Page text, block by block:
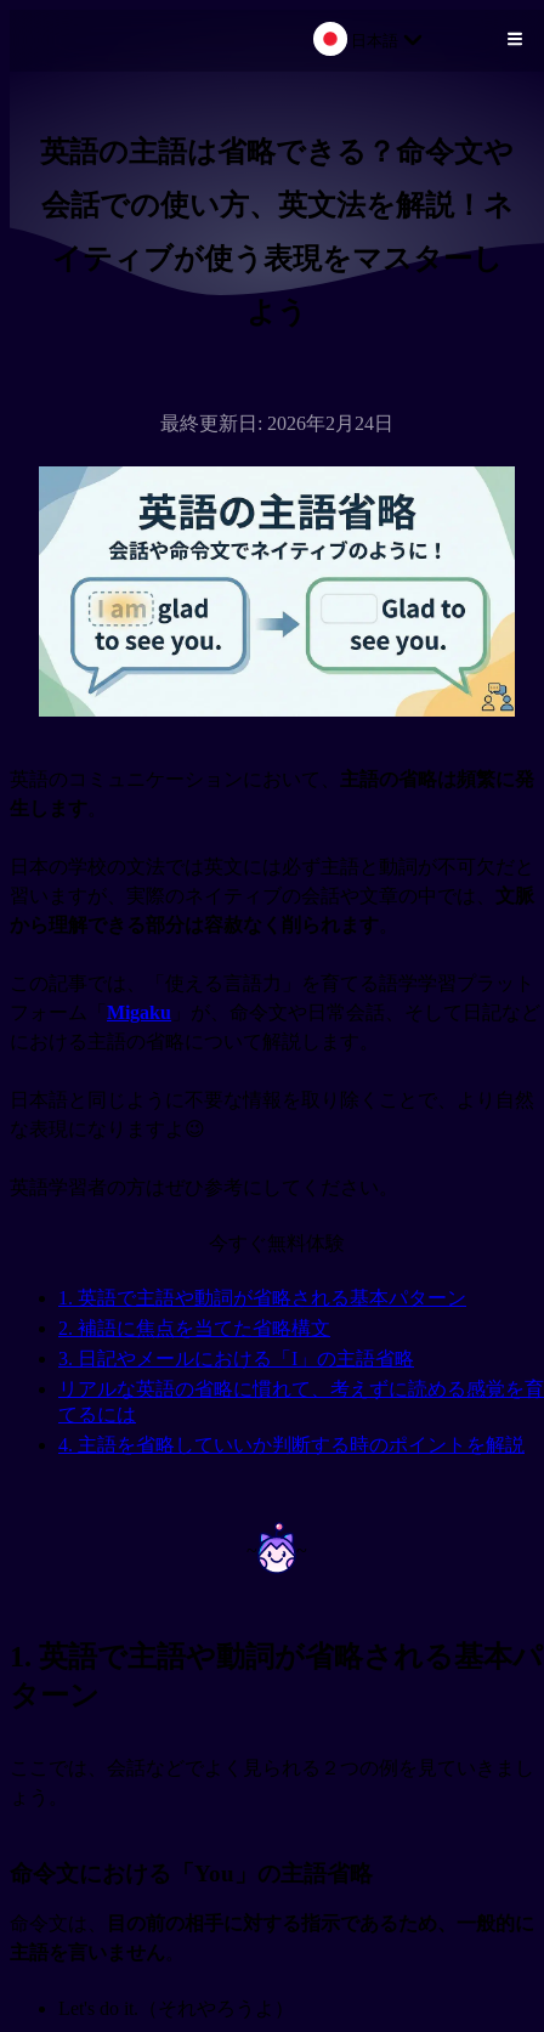
日本語
英語の主語は省略できる？命令文や
会話での使い方、英文法を解説！ネ
イティブが使う表現をマスターし
よう
最終更新日: 2026年2月24日
英語のコミュニケーションにおいて、 主語の省略は頻繁に発
生します。
日本の学校の文法では英文には必ず主語と動詞が不可欠だと
習いますが、実際のネイティブの会話や文章の中では、 文脈
から理解できる部分は容赦なく削られます。
この記事では、「使える言語力」を育てる語学学習プラット
フォーム「 Migaku 」が、命令文や日常会話、そして日記など
における主語の省略について解説します。
日本語と同じように不要な情報を取り除くことで、より自然
な表現になりますよ😉
英語学習者の方はぜひ参考にしてください。
今すぐ無料体験
1. 英語で主語や動詞が省略される基本パターン
2. 補語に焦点を当てた省略構文
3. 日記やメールにおける「I」の主語省略
リアルな英語の省略に慣れて、考えずに読める感覚を育
てるには
4. 主語を省略していいか判断する時のポイントを解説
~ ~
1. 英語で主語や動詞が省略される基本パ
ターン
ここでは、会話などでよく見られる２つの例を見ていきまし
ょう。
命令文における「You」の主語省略
命令文は、
目の前の相手に対する指示であるため、一般的に
主語を言いません 。
Let's do it.（それやろうよ）